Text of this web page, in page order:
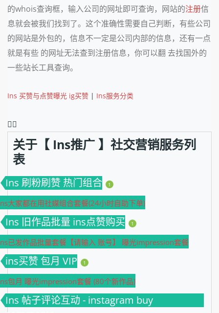
的whois查询框，输入公司的网址即可查询，网站的注册信
息就会被我们找到了。这个准确性需要自己判断，有些公司
的网站是外包的，信息不一定是公司内部的信息，还有一点
就是有些 的网址无法查到注册信息，你可以翻 去找国外的
一些站长工具查询。
Ins 买赞与点赞曝光 ig买赞 | Ins服务分类
❤️‍🔥
关于【 Ins推广 】社交营销服务列
表
Ins 刷粉刷赞 热门组合 1
大家都在用社媒组合套餐(24小时自助下单)
Ins 旧作品批量 ins点赞购买 1
已发作品批量套餐【请输入 账号】 曝光impression套餐
ins买赞 包月 VIP 1
包月 曝光impression套餐 (80个新作品)
Ins 帖子评论互动 - instagram buy